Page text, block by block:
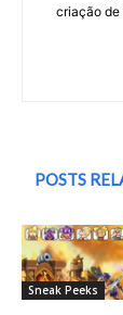
criação de
POSTS
Sneak Peeks